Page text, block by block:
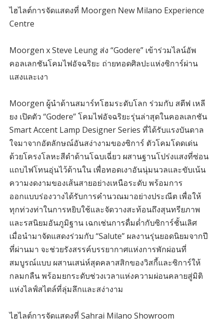
ไฮไลต์การจัดแสดงที่ Moorgen New Milano Experience
Centre
Moorgen x Steve Leung ส่ง “Godere” เข้าร่วมไลน์อัพ
คอลเลกชันโคมไฟอัจฉริยะ ถ่ายทอดศิลปะแห่งซิการ์ผ่าน
แสงและเงา
Moorgen ผู้นำด้านสมาร์ทโฮมระดับโลก ร่วมกับ สตีฟ เหลี
ยง เปิดตัว “Godere” โคมไฟอัจฉริยะรุ่นล่าสุดในคอลเลกชัน
Smart Accent Lamp Designer Series ที่ได้รับแรงบันดาล
ใจมาจากอัตลักษณ์อันสง่างามของซิการ์ ตัวโคมโดดเด่น
ด้วยโครงโลหะสีดำด้านโฉบเฉี่ยว ผสานฐานโปร่งแสงที่ซ่อน
แถบไฟโทนอุ่นไว้ด้านใน เพื่อทอดเงาอันนุ่มนวลและขับเน้น
ความงดงามของเส้นสายอย่างเหนือระดับ พร้อมการ
ออกแบบร่องวางได้รับการคำนวณมาอย่างประณีต เพื่อให้
ทุกท่วงท่าในการหยิบใช้และจัดวางสะท้อนถึงสุนทรียภาพ
และรสนิยมอันภูมิฐาน เฉกเช่นการดื่มด่ำกับซิการ์ชั้นเลิศ
เมื่อนำมาจัดแสดงร่วมกับ “Salute” ผลงานรุ่นยอดนิยมจากปี
ที่ผ่านมา จะช่วยรังสรรค์บรรยากาศแห่งการพักผ่อนที่
สมบูรณ์แบบ ผสานเสน่ห์สุดคลาสสิกของวิสกี้และซิการ์ให้
กลมกลืน พร้อมยกระดับช่วงเวลาแห่งความผ่อนคลายสู่มิติ
แห่งไลฟ์สไตล์ที่ลุ่มลึกและสง่างาม
ไฮไลต์การจัดแสดงที่ Sahrai Milano Showroom